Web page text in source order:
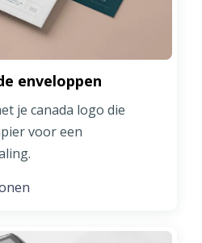
enveloppen
je canada logo die
voor een